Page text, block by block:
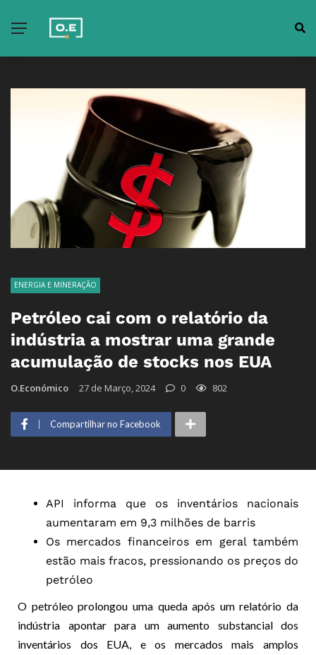
ENERGIA E MINERAÇÃO
Petróleo cai com o relatório da
indústria a mostrar uma grande
acumulação de stocks nos EUA
O.Económico 27 de Março, 2024 0 802
Compartilhar no Facebook
API informa que os inventários nacionais
aumentaram em 9,3 milhões de barris
Os mercados financeiros em geral também
estão mais fracos, pressionando os preços do
petróleo
O petróleo prolongou uma queda após um relatório da
indústria apontar para um aumento substancial dos
inventários dos EUA, e os mercados mais amplos